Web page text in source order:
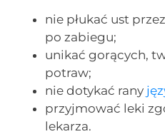
nie płukać ust
po zabiegu;
unikać gorących,
potraw;
nie dotykać rany
przyjmować leki
lekarza.